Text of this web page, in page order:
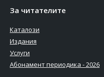
За читателите
Каталози
Издания
Услуги
Абонамент периодика - 2026